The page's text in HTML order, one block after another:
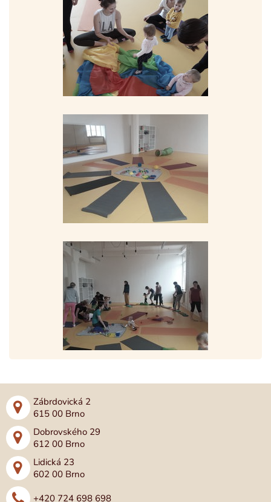
Zábrdovická 2
615 00 Brno
Dobrovského 29
612 00 Brno
Lidická 23
602 00 Brno
+420 724 698 698